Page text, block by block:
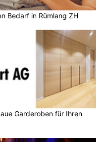
Bedarf in Rümlang ZH
Garderoben für Ihren